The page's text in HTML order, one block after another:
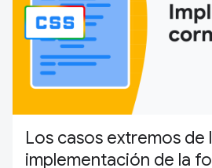
Los casos extremos de
implementación de la